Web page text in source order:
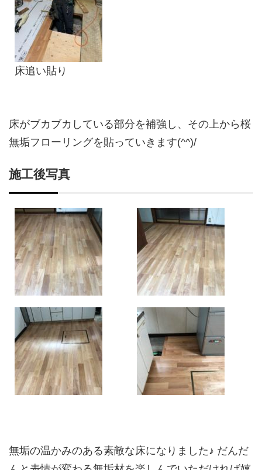
床追い貼り
床がブカブカしている部分を補強し、その上から桜
無垢フローリングを貼っていきます(^^)/
施工後写真
無垢の温かみのある素敵な床になりました♪ だんだ